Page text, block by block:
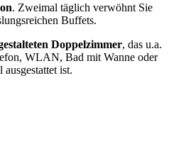
. Zweimal täglich verwöhnt Sie
Buffets.
Doppelzimmer, das u.a.
WLAN, Bad mit Wanne oder
ist.